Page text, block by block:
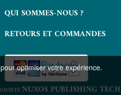
optimiser votre expérience.
QUI SOMMES-NOUS ?
RETOURS ET COMMANDES
NUXOS PUBLISHING